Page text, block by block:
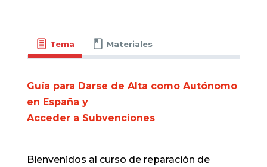
Tema Materiales
Guía para Darse de Alta como Autónomo
en España y
Acceder a Subvenciones
Bienvenidos al curso de reparación de